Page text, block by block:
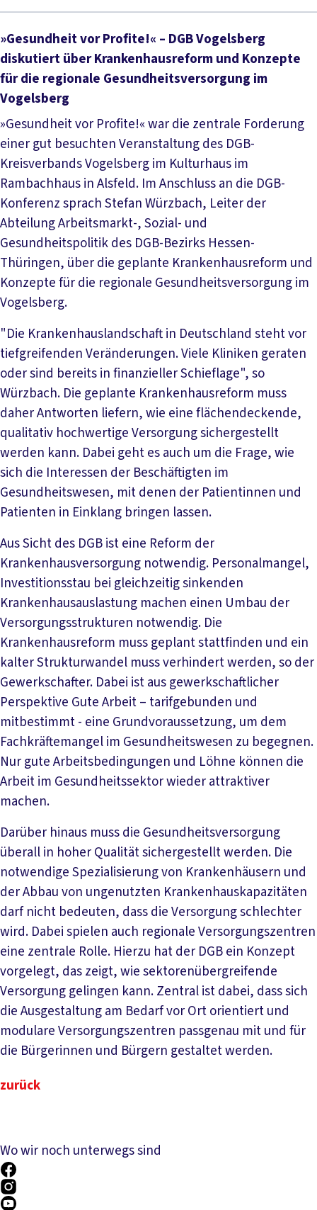
»Gesundheit vor Profite!« – DGB Vogelsberg
diskutiert über Krankenhausreform und Konzepte
für die regionale Gesundheitsversorgung im
Vogelsberg
»Gesundheit vor Profite!« war die zentrale Forderung
einer gut besuchten Veranstaltung des DGB-
Kreisverbands Vogelsberg im Kulturhaus im
Rambachhaus in Alsfeld. Im Anschluss an die DGB-
Konferenz sprach Stefan Würzbach, Leiter der
Abteilung Arbeitsmarkt-, Sozial- und
Gesundheitspolitik des DGB-Bezirks Hessen-
Thüringen, über die geplante Krankenhausreform und
Konzepte für die regionale Gesundheitsversorgung im
Vogelsberg.
"Die Krankenhauslandschaft in Deutschland steht vor
tiefgreifenden Veränderungen. Viele Kliniken geraten
oder sind bereits in finanzieller Schieflage", so
Würzbach. Die geplante Krankenhausreform muss
daher Antworten liefern, wie eine flächendeckende,
qualitativ hochwertige Versorgung sichergestellt
werden kann. Dabei geht es auch um die Frage, wie
sich die Interessen der Beschäftigten im
Gesundheitswesen, mit denen der Patientinnen und
Patienten in Einklang bringen lassen.
Aus Sicht des DGB ist eine Reform der
Krankenhausversorgung notwendig. Personalmangel,
Investitionsstau bei gleichzeitig sinkenden
Krankenhausauslastung machen einen Umbau der
Versorgungsstrukturen notwendig. Die
Krankenhausreform muss geplant stattfinden und ein
kalter Strukturwandel muss verhindert werden, so der
Gewerkschafter. Dabei ist aus gewerkschaftlicher
Perspektive Gute Arbeit – tarifgebunden und
mitbestimmt - eine Grundvoraussetzung, um dem
Fachkräftemangel im Gesundheitswesen zu begegnen.
Nur gute Arbeitsbedingungen und Löhne können die
Arbeit im Gesundheitssektor wieder attraktiver
machen.
Darüber hinaus muss die Gesundheitsversorgung
überall in hoher Qualität sichergestellt werden. Die
notwendige Spezialisierung von Krankenhäusern und
der Abbau von ungenutzten Krankenhauskapazitäten
darf nicht bedeuten, dass die Versorgung schlechter
wird. Dabei spielen auch regionale Versorgungszentren
eine zentrale Rolle. Hierzu hat der DGB ein Konzept
vorgelegt, das zeigt, wie sektorenübergreifende
Versorgung gelingen kann. Zentral ist dabei, dass sich
die Ausgestaltung am Bedarf vor Ort orientiert und
modulare Versorgungszentren passgenau mit und für
die Bürgerinnen und Bürgern gestaltet werden.
zurück
Wo wir noch unterwegs sind